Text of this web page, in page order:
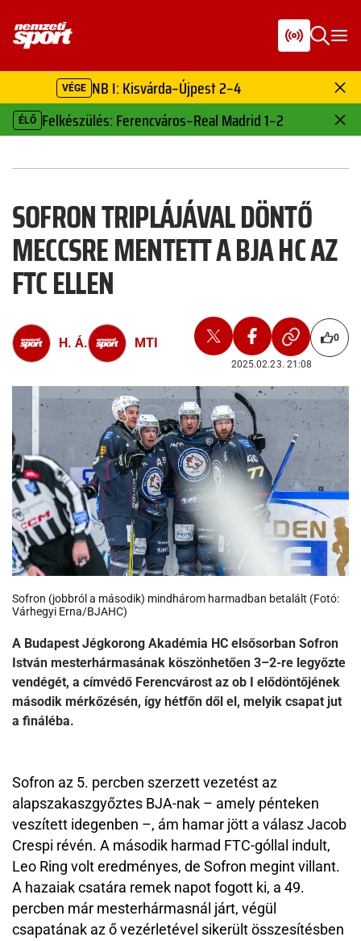
VÉGE NB I: Kisvárda–Újpest 2–4
ÉLŐ Felkészülés: Ferencváros–Real Madrid 1–2
SOFRON TRIPLÁJÁVAL DÖNTŐ
MECCSRE MENTETT A BJA HC AZ
FTC ELLEN
H. Á. MTI 0
2025.02.23. 21:08
Sofron (jobbról a második) mindhárom harmadban betalált (Fotó:
Várhegyi Erna/BJAHC)
A Budapest Jégkorong Akadémia HC elsősorban Sofron
István mesterhármasának köszönhetően 3–2-re legyőzte
vendégét, a címvédő Ferencvárost az ob I elődöntőjének
második mérkőzésén, így hétfőn dől el, melyik csapat jut
a fináléba.
Sofron az 5. percben szerzett vezetést az
alapszakaszgyőztes BJA-nak – amely pénteken
veszített idegenben –, ám hamar jött a válasz Jacob
Crespi révén. A második harmad FTC-góllal indult,
Leo Ring volt eredményes, de Sofron megint villant.
A hazaiak csatára remek napot fogott ki, a 49.
percben már mesterhármasnál járt, végül
csapatának az ő vezérletével sikerült összesítésben